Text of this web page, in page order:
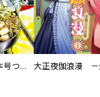
刀剣乱舞～日本号つれづれ酒～